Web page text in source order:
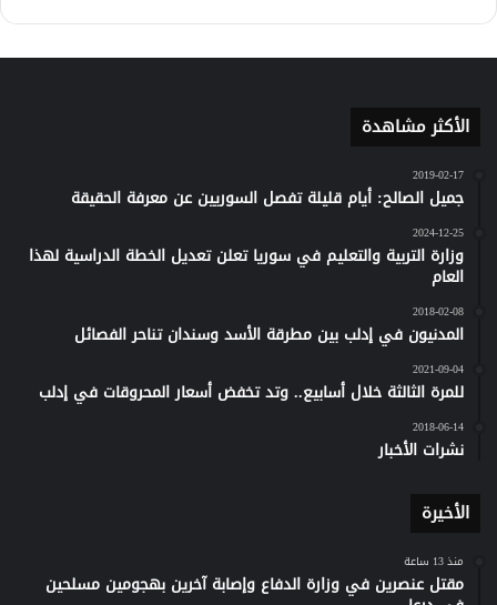
كلاود
الأكثر مشاهدة
2019-02-17
جميل الصالح: أيام قليلة تفصل السوريين عن معرفة الحقيقة
2024-12-25
وزارة التربية والتعليم في سوريا تعلن تعديل الخطة الدراسية لهذا
العام
2018-02-08
المدنيون في إدلب بين مطرقة الأسد وسندان تناحر الفصائل
2021-09-04
للمرة الثالثة خلال أسابيع.. وتد تخفض أسعار المحروقات في إدلب
2018-06-14
نشرات الأخبار
الأخيرة
منذ 13 ساعة
مقتل عنصرين في وزارة الدفاع وإصابة آخرين بهجومين مسلحين